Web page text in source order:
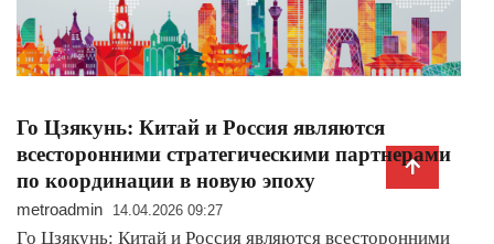
Го Цзякунь: Китай и Россия являются
всесторонними стратегическими партнерами
по координации в новую эпоху
metroadmin 14.04.2026 09:27
Го Цзякунь: Китай и Россия являются всесторонними